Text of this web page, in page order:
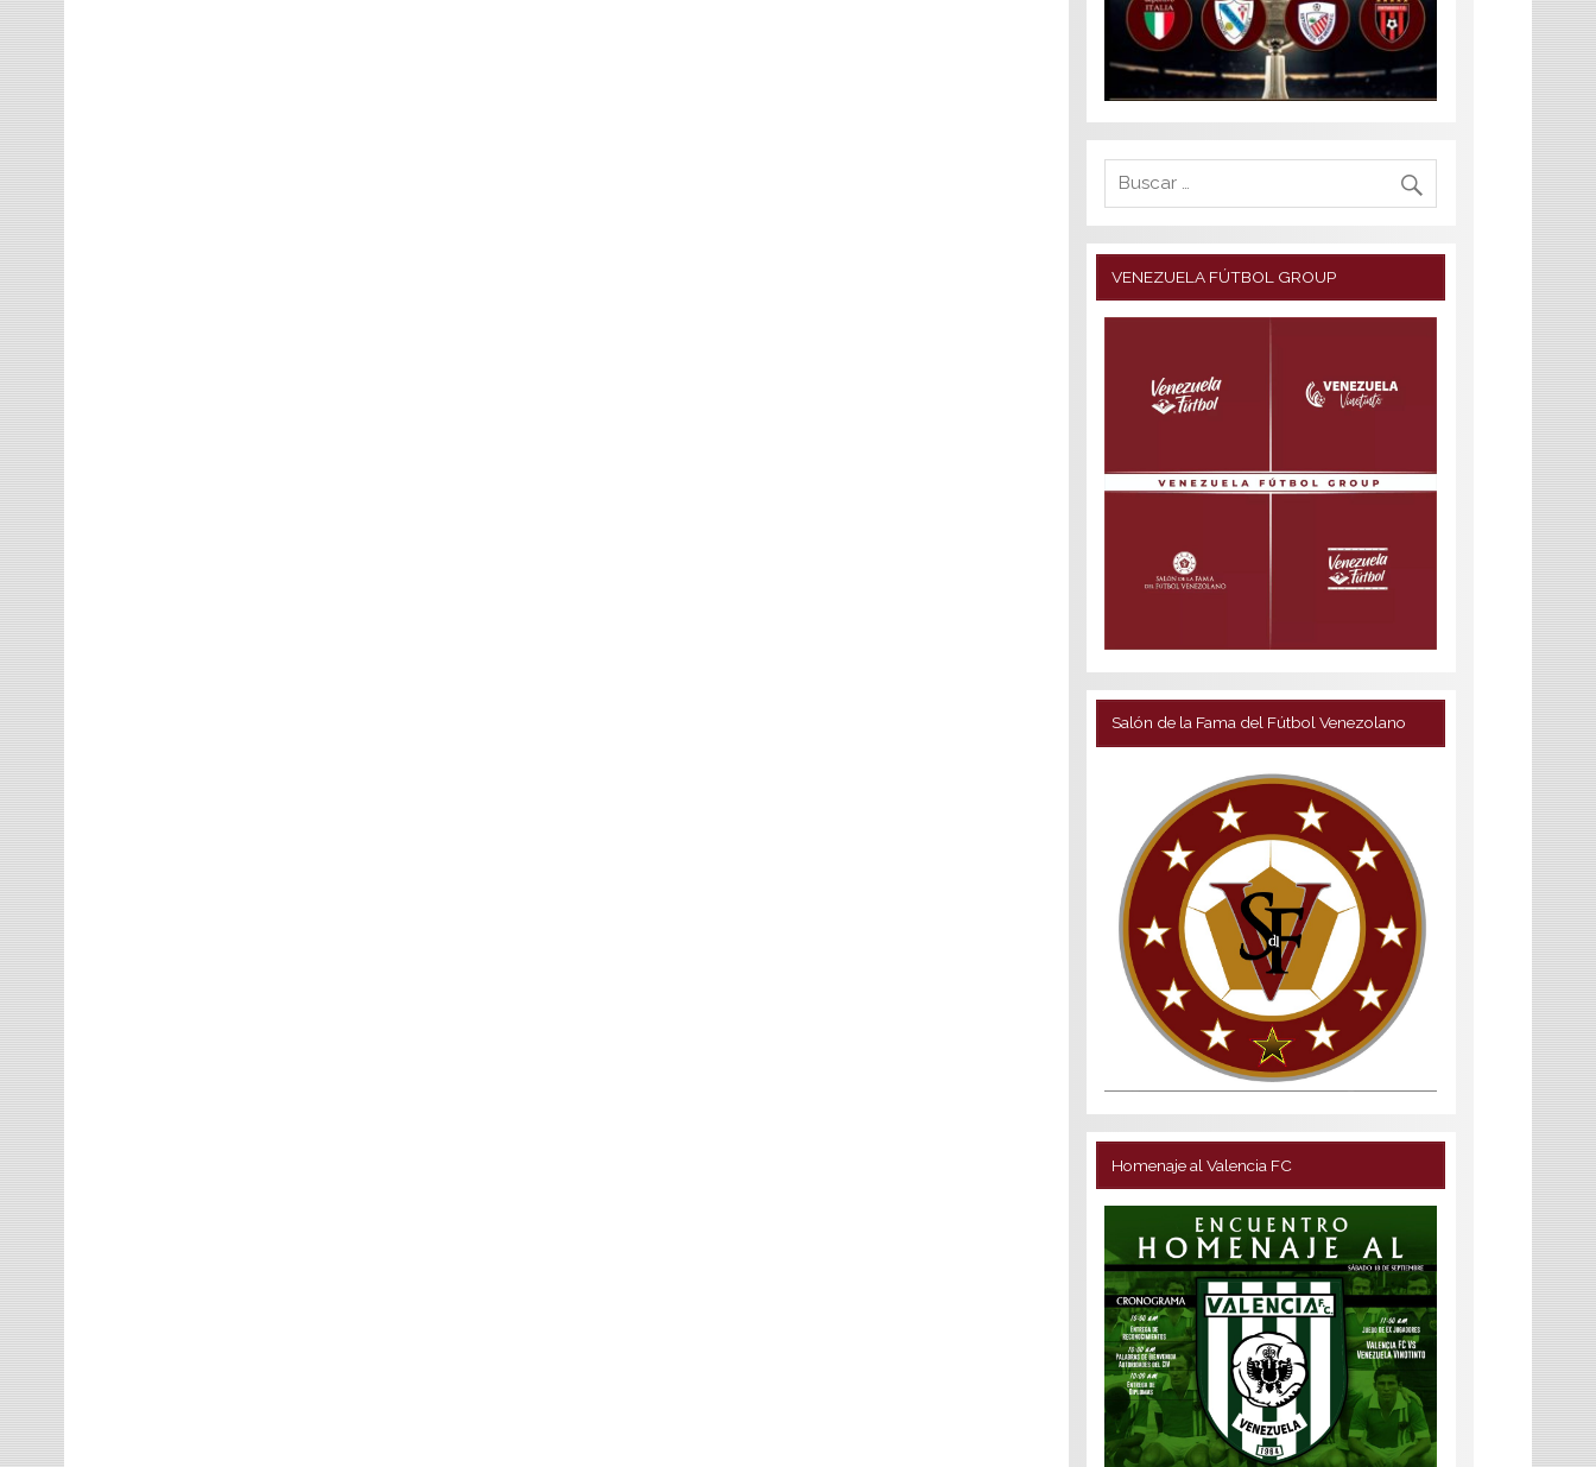
VENEZUELA FÚTBOL GROUP
Salón de la Fama del Fútbol Venezolano
Homenaje al Valencia FC